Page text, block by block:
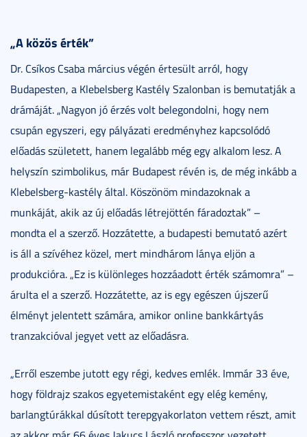
„A közös érték”
Dr. Csíkos Csaba március végén értesült arról, hogy
Budapesten, a Klebelsberg Kastély Szalonban is bemutatják a
drámáját. „Nagyon jó érzés volt belegondolni, hogy nem
csupán egyszeri, egy pályázati eredményhez kapcsolódó
előadás született, hanem legalább még egy alkalom lesz. A
helyszín szimbolikus, már Budapest révén is, de még inkább a
Klebelsberg-kastély által. Köszönöm mindazoknak a
munkáját, akik az új előadás létrejöttén fáradoztak” –
mondta el a szerző. Hozzátette, a budapesti bemutató azért
is áll a szívéhez közel, mert mindhárom lánya eljön a
produkcióra. „Ez is különleges hozzáadott érték számomra” –
árulta el a szerző. Hozzátette, az is egy egészen újszerű
élményt jelentett számára, amikor online bankkártyás
tranzakcióval jegyet vett az előadásra.
„Erről eszembe jutott egy régi, kedves emlék. Immár 33 éve,
hogy földrajz szakos egyetemistaként egy elég kemény,
barlangtúrákkal dúsított terepgyakorlaton vettem részt, amit